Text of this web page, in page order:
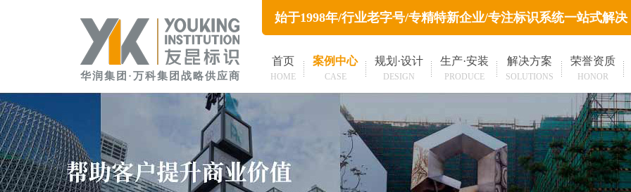
华润集团·万科集团战略供应商
始于1998年/行业老字号/专精特新企业/专注标识系统一站式解决
首页
HOME
案例中心
CASE
规划·设计
DESIGN
生产·安装
PRODUCE
解决方案
SOLUTIONS
荣誉资质
HONOR